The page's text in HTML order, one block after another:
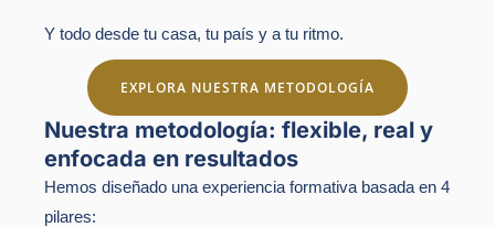
Y todo desde tu casa, tu país y a tu ritmo.
EXPLORA NUESTRA METODOLOGÍA
Nuestra metodología: flexible, real y
enfocada en resultados
Hemos diseñado una experiencia formativa basada en 4
pilares: